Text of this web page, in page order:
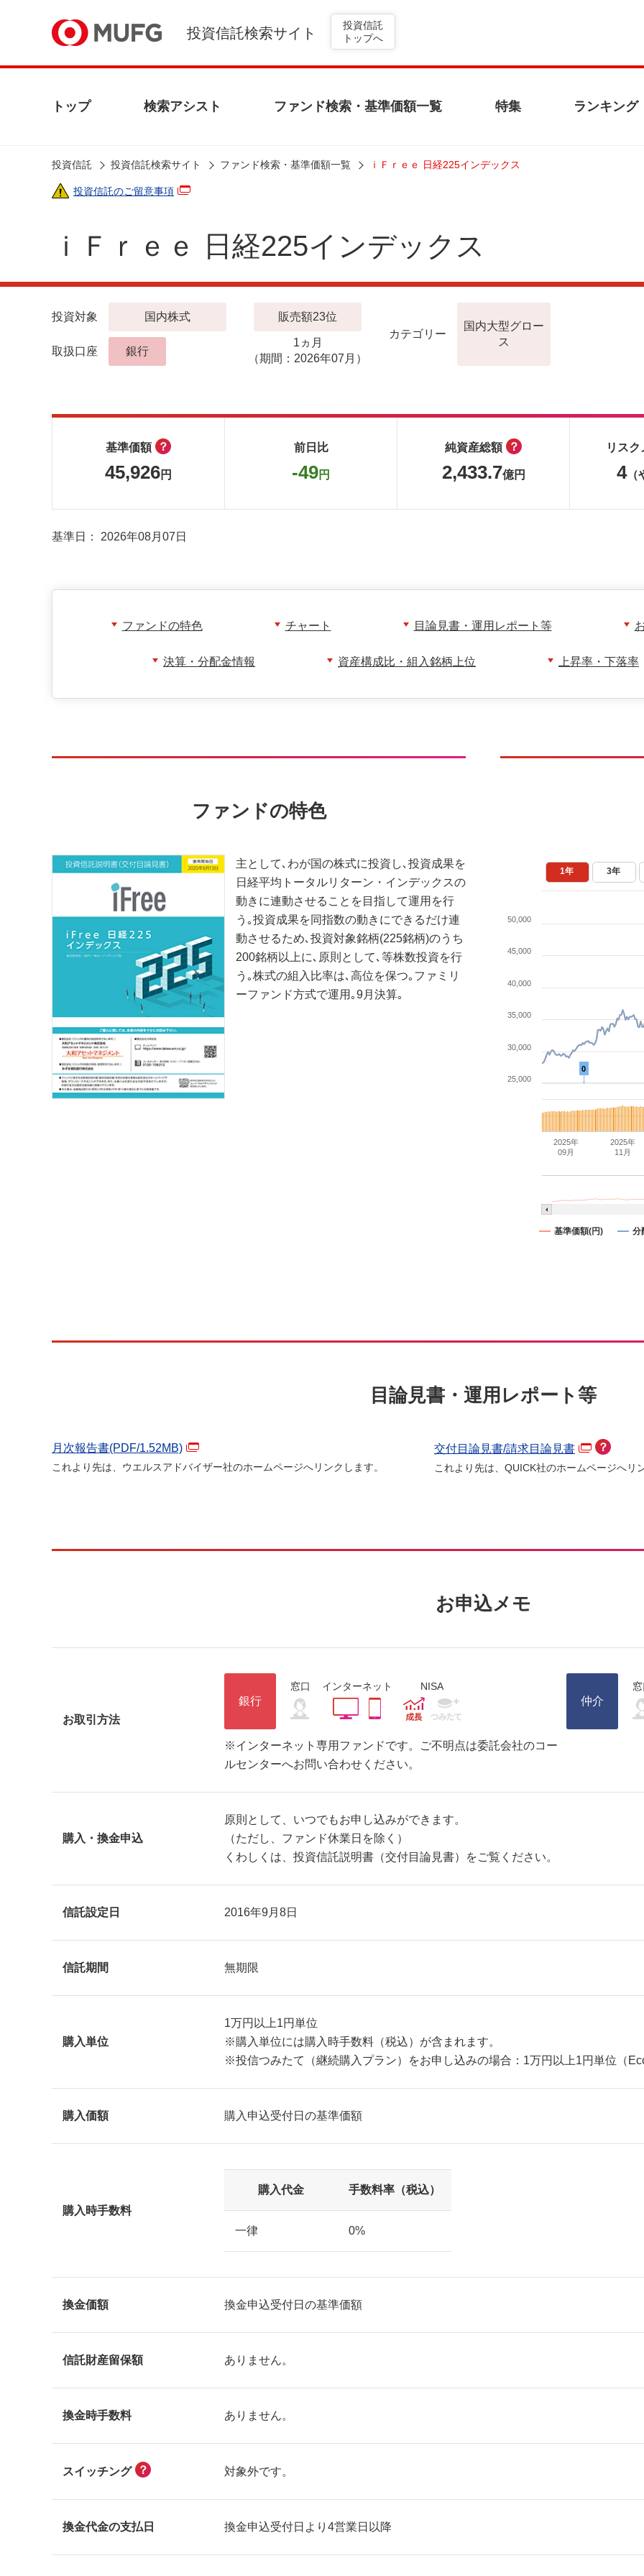
投資信託検索サイト
投資信託
トップへ
トップ 検索アシスト ファンド検索・基準価額一覧 特集 ランキング
投資信託 投資信託検索サイト ファンド検索・基準価額一覧 ｉＦｒｅｅ 日経225インデックス
投資信託のご留意事項
ｉＦｒｅｅ 日経225インデックス
投資対象 国内株式
取扱口座 銀行
販売額23位
1ヵ月
（期間：2026年07月）
カテゴリー
国内大型グロー
ス
基準価額 ？
45,926円
前日比
-49円
純資産総額 ？
2,433.7億円
リス
4（
基準日： 2026年08月07日
ファンドの特色 チャート 目論見書・運用レポート等
決算・分配金情報 資産構成比・組入銘柄上位 上昇率・下落率
ファンドの特色
主として､わが国の株式に投資し､投資成果を
日経平均トータルリターン・インデックスの
動きに連動させることを目指して運用を行
う｡投資成果を同指数の動きにできるだけ連
動させるため､投資対象銘柄(225銘柄)のうち
200銘柄以上に､原則として､等株数投資を行
う｡株式の組入比率は､高位を保つ｡ファミリ
ーファンド方式で運用｡9月決算｡
0
2025年
09月
2025年
11月
1年 3年
基準価額(円) 分
25,000
30,000
35,000
40,000
45,000
50,000
目論見書・運用レポート等
月次報告書(PDF/1.52MB)
これより先は、ウエルスアドバイザー社のホームページへリンクします。
交付目論見書/請求目論見書 ？
これより先は、QUICK社のホームページへリ
お申込メモ
お取引方法
銀行
窓口 インターネット NISA
※インターネット専用ファンドです。ご不明点は委託会社のコー
ルセンターへお問い合わせください。
仲介
購入・換金申込
原則として、いつでもお申し込みができます。
（ただし、ファンド休業日を除く）
くわしくは、投資信託説明書（交付目論見書）をご覧ください。
信託設定日 2016年9月8日
信託期間 無期限
購入単位
1万円以上1円単位
※購入単位には購入時手数料（税込）が含まれます。
※投信つみたて（継続購入プラン）をお申し込みの場合：1万円以上1円単位（
購入価額 購入申込受付日の基準価額
購入時手数料
購入代金 手数料率（税込）
一律 0%
換金価額 換金申込受付日の基準価額
信託財産留保額 ありません。
換金時手数料 ありません。
スイッチング ？ 対象外です。
換金代金の支払日 換金申込受付日より4営業日以降